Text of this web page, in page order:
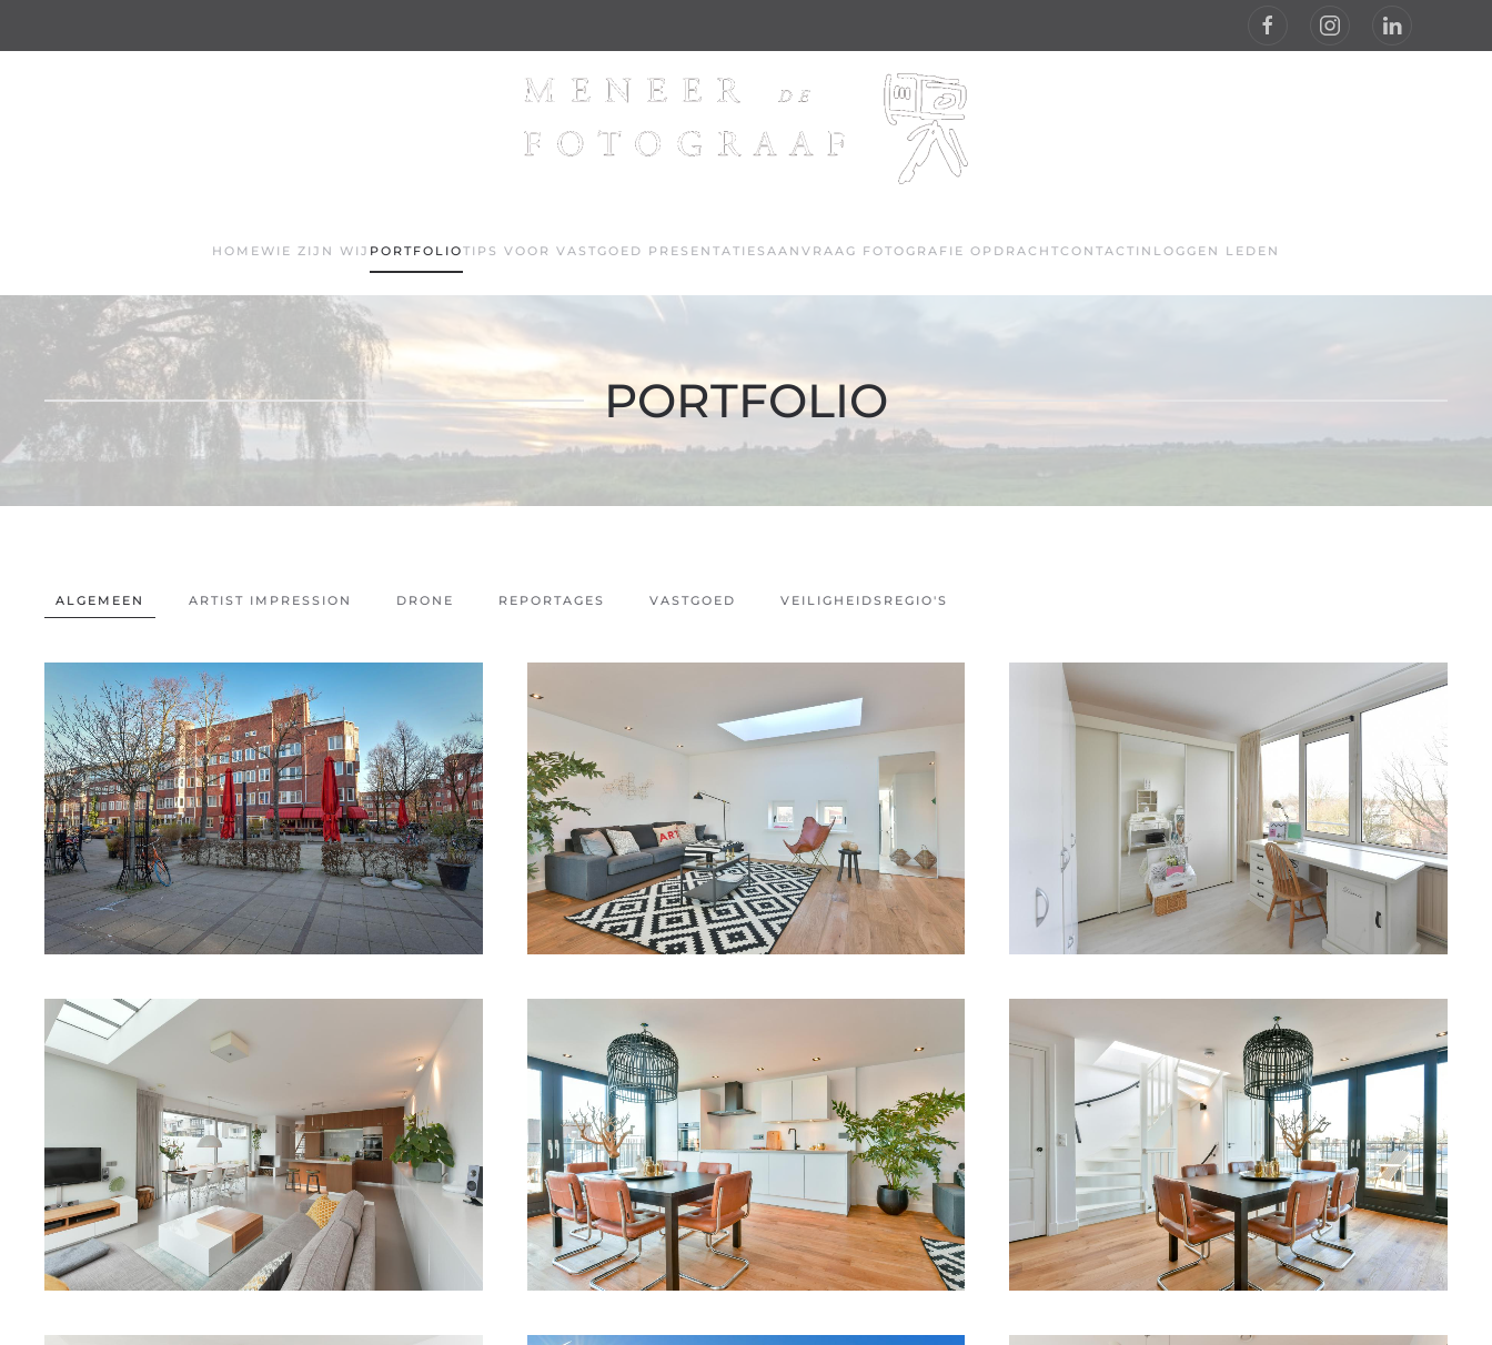
Terug naar hoofdinhoud
HOMEWIE ZIJN WIJ PORTFOLIOTIPS VOOR VASTGOED PRESENTATIES AANVRAAG FOTOGRAFIE OPDRACHTCONTACT INLOGGEN LEDEN
PORTFOLIO
ALGEMEEN ARTIST IMPRESSION DRONE REPORTAGES VASTGOED VEILIGHEIDSREGIO'S
DETAILFOTO DETAILFOTO DETAILFOTO
DETAILFOTO DETAILFOTO DETAILFOTO